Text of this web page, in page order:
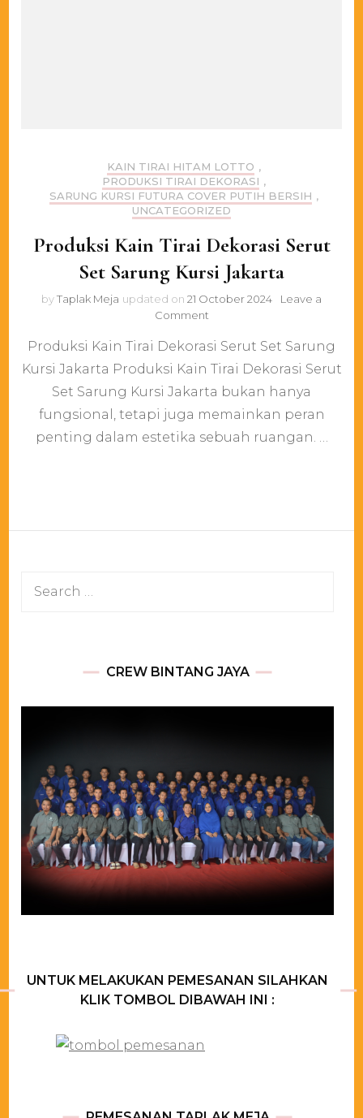
KAIN TIRAI HITAM LOTTO ,
PRODUKSI TIRAI DEKORASI ,
SARUNG KURSI FUTURA COVER PUTIH BERSIH ,
UNCATEGORIZED
Produksi Kain Tirai Dekorasi Serut
Set Sarung Kursi Jakarta
byTaplak Meja updated on 21 October 2024
Leave a
Commenton
Kain
Tirai
Serut
Set
Sarung
Kursi
Produksi Kain Tirai Dekorasi Serut Set Sarung
Kursi Jakarta Produksi Kain Tirai Dekorasi Serut
Set Sarung Kursi Jakarta bukan hanya
fungsional, tetapi juga memainkan peran
penting dalam estetika sebuah ruangan. …
Search
CREW BINTANG JAYA
UNTUK MELAKUKAN PEMESANAN SILAHKAN
KLIK TOMBOL DIBAWAH INI :